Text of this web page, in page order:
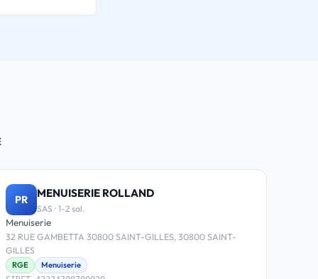
PR MENUISERIE ROLLAND
SAS · 1-2 sal.
Menuiserie
32 RUE GAMBETTA 30800 SAINT-GILLES, 30800 SAINT-
GILLES
RGE
Menuiserie